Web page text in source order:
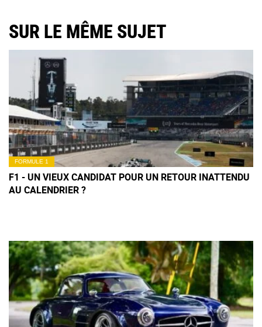
SUR LE MÊME SUJET
FORMULE 1
F1 - UN VIEUX CANDIDAT POUR UN RETOUR INATTENDU
AU CALENDRIER ?